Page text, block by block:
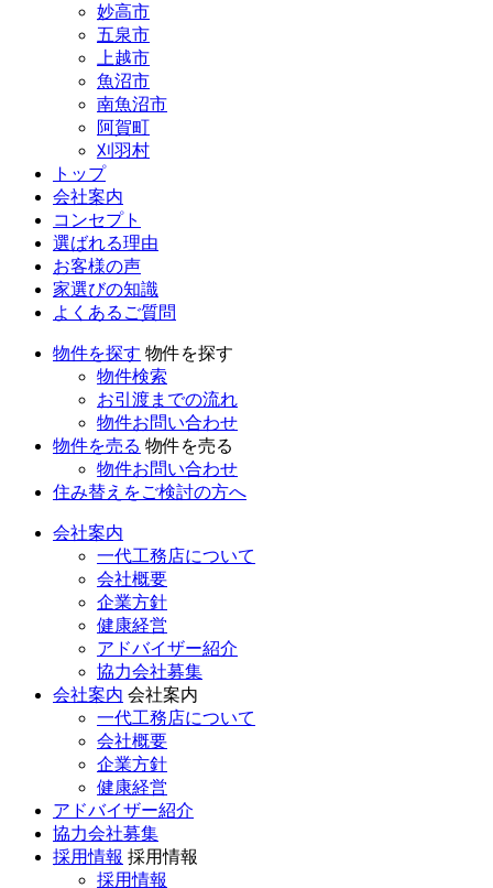
妙高市
五泉市
上越市
魚沼市
南魚沼市
阿賀町
刈羽村
トップ
会社案内
コンセプト
選ばれる理由
お客様の声
家選びの知識
よくあるご質問
物件を探す 物件を探す
物件検索
お引渡までの流れ
物件お問い合わせ
物件を売る 物件を売る
物件お問い合わせ
住み替えをご検討の方へ
会社案内
一代工務店について
会社概要
企業方針
健康経営
アドバイザー紹介
協力会社募集
会社案内 会社案内
一代工務店について
会社概要
企業方針
健康経営
アドバイザー紹介
協力会社募集
採用情報 採用情報
採用情報